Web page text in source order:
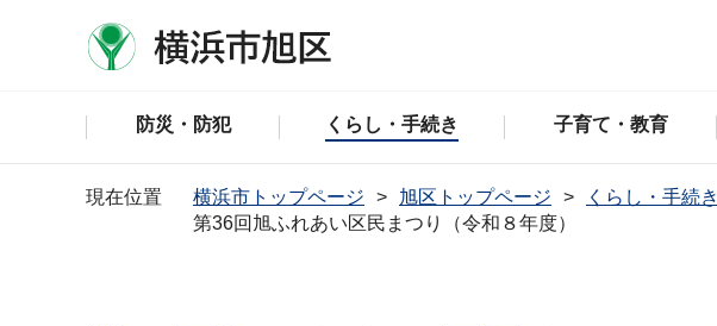
防災・防犯 くらし・手続き 子育て・教育
現在位置 横浜市トップページ 旭区トップページ くらし・手続き
第36回旭ふれあい区民まつり（令和８年度）